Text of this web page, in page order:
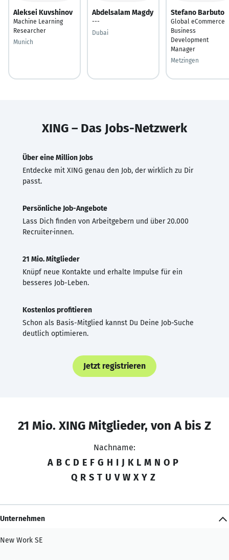
Aleksei Kuvshinov
Machine Learning
Researcher
Munich
Abdelsalam Magdy
---
Dubai
Stefano Barbuto
Global eCommerce
Business
Development
Manager
Metzingen
XING – Das Jobs-Netzwerk
Über eine Million Jobs
Entdecke mit XING genau den Job, der wirklich zu Dir
passt.
Persönliche Job-Angebote
Lass Dich finden von Arbeitgebern und über 20.000
Recruiter·innen.
21 Mio. Mitglieder
Knüpf neue Kontakte und erhalte Impulse für ein
besseres Job-Leben.
Kostenlos profitieren
Schon als Basis-Mitglied kannst Du Deine Job-Suche
deutlich optimieren.
Jetzt registrieren
21 Mio. XING Mitglieder, von A bis Z
Nachname:
A B C D E F G H I J K L M N O P
Q R S T U V W X Y Z
Unternehmen
New Work SE